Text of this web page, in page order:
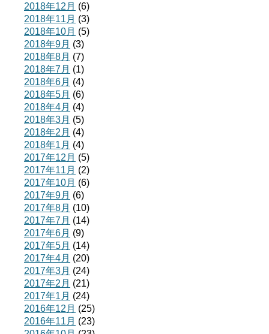
2018年12月 (6)
2018年11月 (3)
2018年10月 (5)
2018年9月 (3)
2018年8月 (7)
2018年7月 (1)
2018年6月 (4)
2018年5月 (6)
2018年4月 (4)
2018年3月 (5)
2018年2月 (4)
2018年1月 (4)
2017年12月 (5)
2017年11月 (2)
2017年10月 (6)
2017年9月 (6)
2017年8月 (10)
2017年7月 (14)
2017年6月 (9)
2017年5月 (14)
2017年4月 (20)
2017年3月 (24)
2017年2月 (21)
2017年1月 (24)
2016年12月 (25)
2016年11月 (23)